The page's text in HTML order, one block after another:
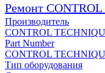
Ремонт CONTROL
Производитель
CONTROL
Part Number
CONTROL
Тип оборудования